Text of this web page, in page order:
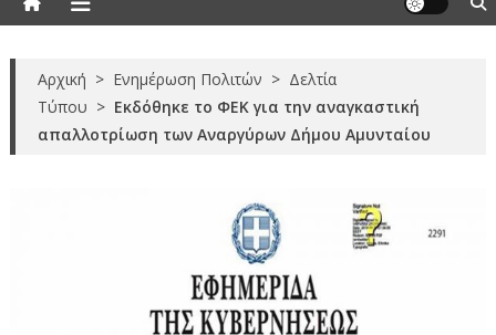
Αρχική > Ενημέρωση Πολιτών > Δελτία
Τύπου > Εκδόθηκε το ΦΕΚ για την αναγκαστική
απαλλοτρίωση των Αναργύρων Δήμου Αμυνταίου